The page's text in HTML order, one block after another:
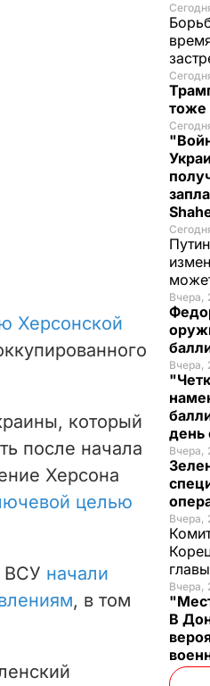
Херсонской
который
после начала
Херсона
целью
ВСУ начали
, в том
тоже
Вчера,
Вчера,
день
Вчера,
Вчера,
Вчера,
В